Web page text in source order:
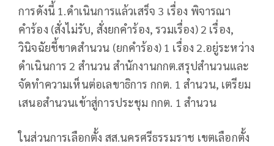
การดังนี้ 1.ดำเนินการแล้วเสร็จ 3 เรื่อง พิจารณา
คำร้อง (สั่งไม่รับ, สั่งยกคำร้อง, รวมเรื่อง) 2 เรื่อง,
วินิจฉัยชี้ขาดสำนวน (ยกคำร้อง) 1 เรื่อง 2.อยู่ระหว่าง
ดำเนินการ 2 สำนวน สำนักงานกกต.สรุปสำนวนและ
จัดทำความเห็นต่อเลขาธิการ กกต. 1 สำนวน, เตรียม
เสนอสำนวนเข้าสู่การประชุม กกต. 1 สำนวน
ในส่วนการเลือกตั้ง สส.นครศรีธรรมราช เขตเลือกตั้ง